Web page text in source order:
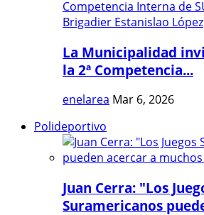
La Municipalidad
la 2ª Competencia...
enelarea Mar 6, 2026
Polideportivo
Juan Cerra: "Los
Suramericanos